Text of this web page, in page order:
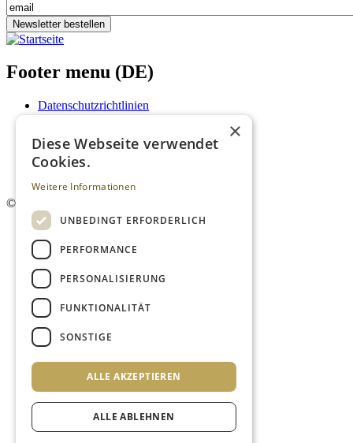
Newsletter bestellen
Footer menu (DE)
Datenschutzrichtlinien
Impressum
Mediadaten
AGB
©
×
Diese Webseite verwendet
Cookies.
Weitere Informationen
UNBEDINGT ERFORDERLICH
PERFORMANCE
PERSONALISIERUNG
FUNKTIONALITÄT
SONSTIGE
ALLE AKZEPTIEREN
ALLE ABLEHNEN